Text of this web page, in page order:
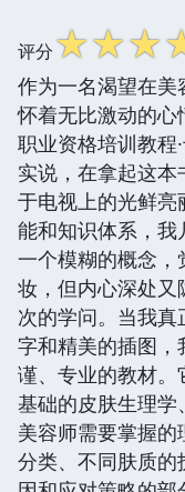
评分☆☆☆
作为一名渴望在
怀着无比激动的心
职业资格培训教程
实说，在拿起这
于电视上的光鲜
能和知识体系，
一个模糊的概念
妆，但内心深处
次的学问。当我
字和精美的插图
谨、专业的教材
基础的皮肤生理学
美容师需要掌握
分类、不同肤质